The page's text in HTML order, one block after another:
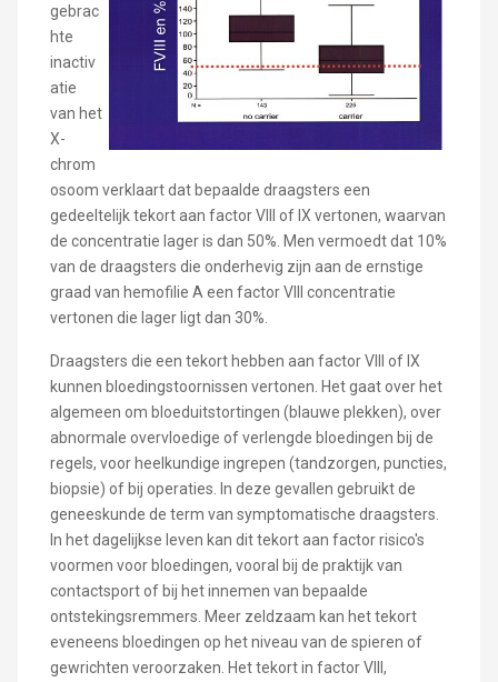
gebrac
hte
inactiv
atie
van het
X-
chrom
osoom verklaart dat bepaalde draagsters een
gedeeltelijk tekort aan factor VIII of IX vertonen, waarvan
de concentratie lager is dan 50%. Men vermoedt dat 10%
van de draagsters die onderhevig zijn aan de ernstige
graad van hemofilie A een factor VIII concentratie
vertonen die lager ligt dan 30%.
Draagsters die een tekort hebben aan factor VIII of IX
kunnen bloedingstoornissen vertonen. Het gaat over het
algemeen om bloeduitstortingen (blauwe plekken), over
abnormale overvloedige of verlengde bloedingen bij de
regels, voor heelkundige ingrepen (tandzorgen, puncties,
biopsie) of bij operaties. In deze gevallen gebruikt de
geneeskunde de term van symptomatische draagsters.
In het dagelijkse leven kan dit tekort aan factor risico's
voormen voor bloedingen, vooral bij de praktijk van
contactsport of bij het innemen van bepaalde
ontstekingsremmers. Meer zeldzaam kan het tekort
eveneens bloedingen op het niveau van de spieren of
gewrichten veroorzaken. Het tekort in factor VIII,